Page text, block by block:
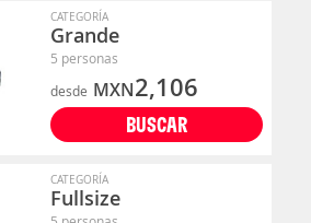
CATEGORÍA
Grande
5 personas
desde MXN2,106
BUSCAR
CATEGORÍA
Fullsize